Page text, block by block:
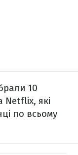
10
Netflix, які
по всьому